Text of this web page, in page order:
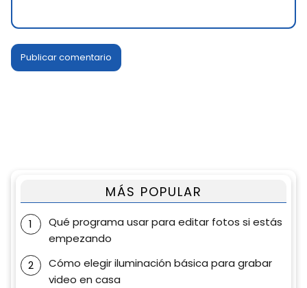
MÁS POPULAR
Qué programa usar para editar fotos si estás
empezando
Cómo elegir iluminación básica para grabar
video en casa